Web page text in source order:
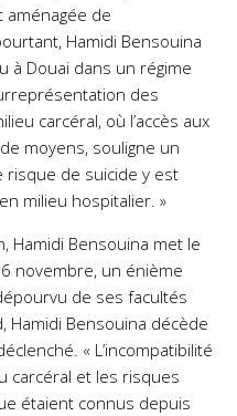
aménagée de
Hamidi Bensouina
à Douai dans un régime
des
carcéral, où l’accès aux
moyens, souligne un
risque de suicide y est
milieu hospitalier. »
Hamidi Bensouina met le
novembre, un énième
de ses facultés
Hamidi Bensouina décède
« L’incompatibilité
carcéral et les risques
étaient connus depuis